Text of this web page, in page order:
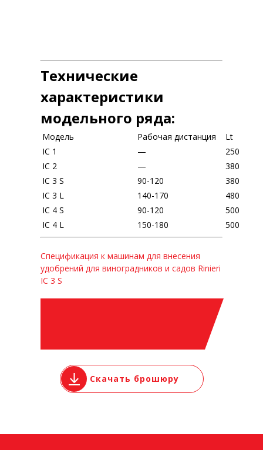
Технические
характеристики
модельного ряда:
Модель Рабочая дистанция
Lt
IC 1
—
250
IC 2
—
380
IC 3 S
90-120
380
IC 3 L
140-170
480
IC 4 S
90-120
500
IC 4 L
150-180 500
Спецификация к машинам для внесения
удобрений для виноградников и садов Rinieri
IC 3 S
Скачать брошюру